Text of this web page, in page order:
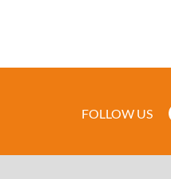
FOLLOW US